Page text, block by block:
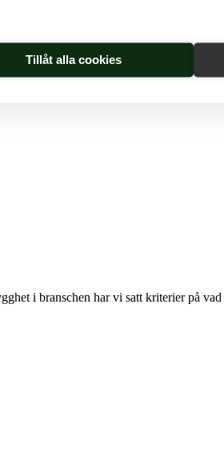
Tillåt alla cookies
2026
i branschen har vi satt kriterier på